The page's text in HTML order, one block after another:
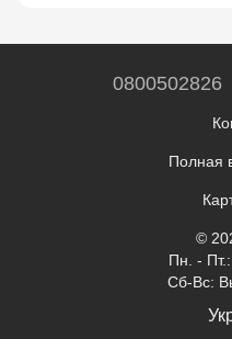
0800502826
Полная
©
Пн. -
Сб-Вс: